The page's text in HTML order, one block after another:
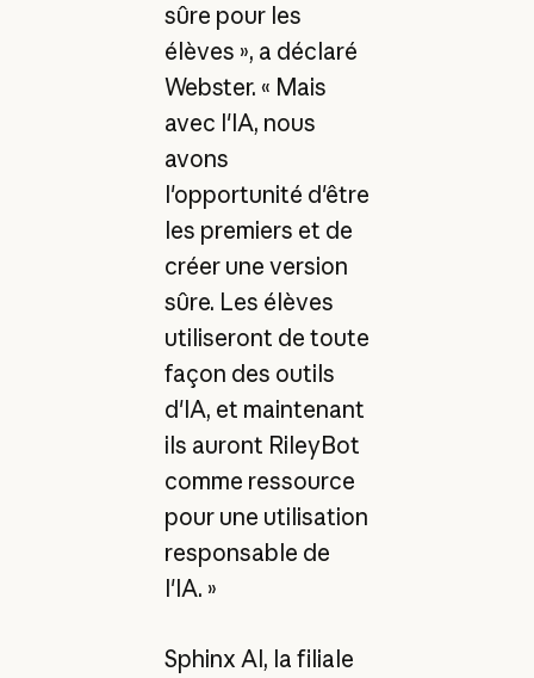
sûre pour les
élèves », a déclaré
Webster. « Mais
avec l'IA, nous
avons
l'opportunité d'être
les premiers et de
créer une version
sûre. Les élèves
utiliseront de toute
façon des outils
d'IA, et maintenant
ils auront RileyBot
comme ressource
pour une utilisation
responsable de
l'IA. »
Sphinx AI, la filiale